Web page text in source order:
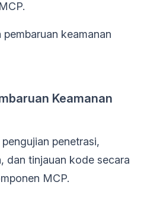
keamanan
Keamanan
penetrasi,
dan tinjauan kode secara
MCP.